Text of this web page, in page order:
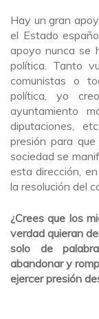
Hay un gran
el Estado
apoyo nunca se
política. Tanto
comunistas o
política, yo
ayuntamiento
diputaciones,
presión para
sociedad se
esta dirección,
la resolución del
¿Crees que los
verdad quieran
solo de
abandonar y
ejercer presión